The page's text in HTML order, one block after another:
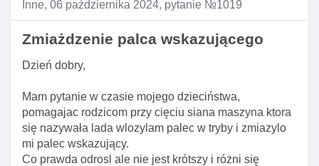
Inne, 06 października 2024, pytanie №1019
Zmiażdzenie palca wskazującego
Dzień dobry,
Mam pytanie w czasie mojego dzieciństwa,
pomagajac rodzicom przy cięciu siana maszyna ktora
się nazywała lada wlozylam palec w tryby i zmiazylo
mi palec wskazujący.
Co prawda odrosl ale nie jest krótszy i różni się